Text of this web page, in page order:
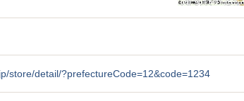
store/detail/?prefectureCode=12&code=1234